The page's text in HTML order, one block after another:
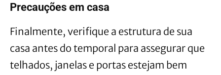
Precauções em casa
Finalmente, verifique a estrutura de sua
casa antes do temporal para assegurar que
telhados, janelas e portas estejam bem